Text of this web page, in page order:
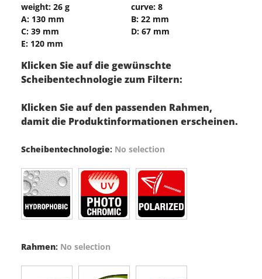
weight: 26 g
A: 130 mm
C: 39 mm
E: 120 mm
curve: 8
B: 22 mm
D: 67 mm
Klicken Sie auf die gewünschte
Scheibentechnologie zum Filtern:
Klicken Sie auf den passenden Rahmen,
damit die Produktinformationen erscheinen.
Scheibentechnologie: No selection
Rahmen: No selection